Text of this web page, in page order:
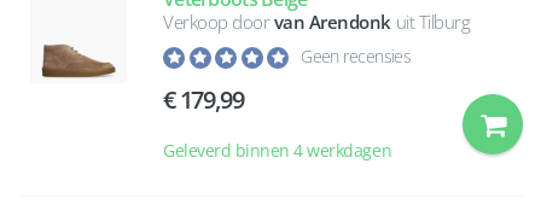
Verkoop doorvan Arendonk uit Tilburg
Geen recensies
179,99
Geleverd binnen 4 werkdagen